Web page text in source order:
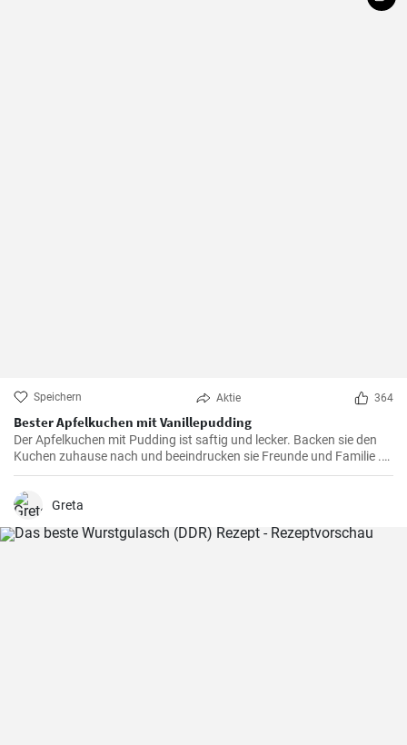
Speichern Aktie 364
Bester Apfelkuchen mit Vanillepudding
Der Apfelkuchen mit Pudding ist saftig und lecker. Backen sie den
Kuchen zuhause nach und beeindrucken sie Freunde und Familie .
Passend zur Herbstzeit in der Apfelernte.
Greta